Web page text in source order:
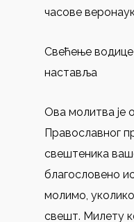
часове
Свећење
наставља
Ова молитва је
Православног
свештеника
благословено
молимо,
свешт. Милету